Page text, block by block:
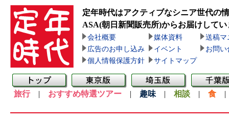
定年時代はアクティブなシニア世代の
ASA(朝日新聞販売所)からお届けしてい
会社概要 媒体資料
送稿マ
広告のお申し込み
イベント
お問い
個人情報保護方針
サイトマップ
旅行| おすすめ特選ツアー | 趣味 | 相談 | 食